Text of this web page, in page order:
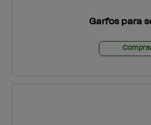
Garfos para